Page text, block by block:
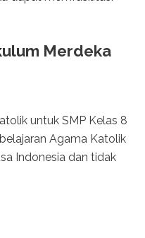
Merdeka
untuk SMP Kelas 8
Agama Katolik
Indonesia dan tidak